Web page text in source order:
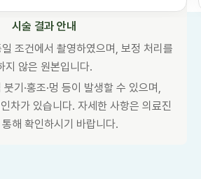
시술 결과 안내
조건에서 촬영하였으며, 보정 처리를
지 않은 원본입니다.
기·홍조·멍 등이 발생할 수 있으며,
차가 있습니다. 자세한 사항은 의료진
해 확인하시기 바랍니다.